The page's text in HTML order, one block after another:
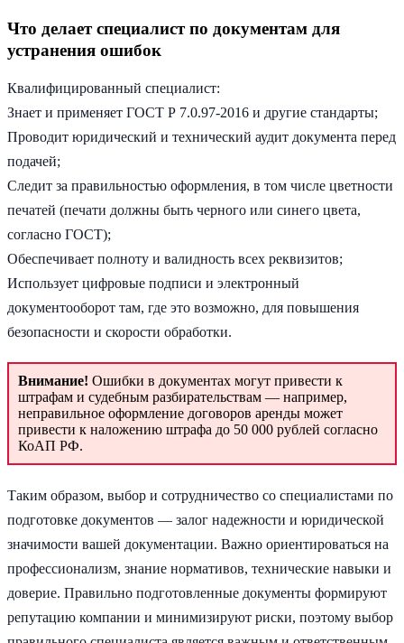
Что делает специалист по документам для
устранения ошибок
Квалифицированный специалист:
Знает и применяет ГОСТ Р 7.0.97-2016 и другие стандарты;
Проводит юридический и технический аудит документа перед
подачей;
Следит за правильностью оформления, в том числе цветности
печатей (печати должны быть черного или синего цвета,
согласно ГОСТ);
Обеспечивает полноту и валидность всех реквизитов;
Использует цифровые подписи и электронный
документооборот там, где это возможно, для повышения
безопасности и скорости обработки.
Внимание! Ошибки в документах могут привести к
штрафам и судебным разбирательствам — например,
неправильное оформление договоров аренды может
привести к наложению штрафа до 50 000 рублей согласно
КоАП РФ.
Таким образом, выбор и сотрудничество со специалистами по
подготовке документов — залог надежности и юридической
значимости вашей документации. Важно ориентироваться на
профессионализм, знание нормативов, технические навыки и
доверие. Правильно подготовленные документы формируют
репутацию компании и минимизируют риски, поэтому выбор